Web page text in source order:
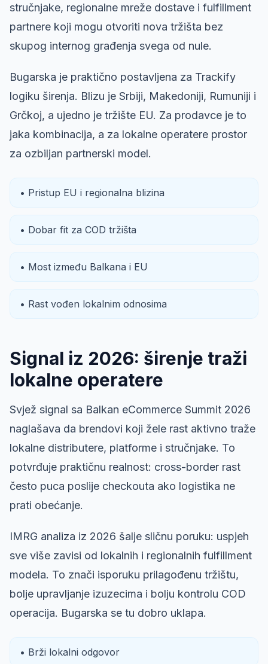
stručnjake, regionalne mreže dostave i fulfillment
partnere koji mogu otvoriti nova tržišta bez
skupog internog građenja svega od nule.
Bugarska je praktično postavljena za Trackify
logiku širenja. Blizu je Srbiji, Makedoniji, Rumuniji i
Grčkoj, a ujedno je tržište EU. Za prodavce je to
jaka kombinacija, a za lokalne operatere prostor
za ozbiljan partnerski model.
• Pristup EU i regionalna blizina
• Dobar fit za COD tržišta
• Most između Balkana i EU
• Rast vođen lokalnim odnosima
Signal iz 2026: širenje traži
lokalne operatere
Svjež signal sa Balkan eCommerce Summit 2026
naglašava da brendovi koji žele rast aktivno traže
lokalne distributere, platforme i stručnjake. To
potvrđuje praktičnu realnost: cross-border rast
često puca poslije checkouta ako logistika ne
prati obećanje.
IMRG analiza iz 2026 šalje sličnu poruku: uspjeh
sve više zavisi od lokalnih i regionalnih fulfillment
modela. To znači isporuku prilagođenu tržištu,
bolje upravljanje izuzecima i bolju kontrolu COD
operacija. Bugarska se tu dobro uklapa.
• Brži lokalni odgovor